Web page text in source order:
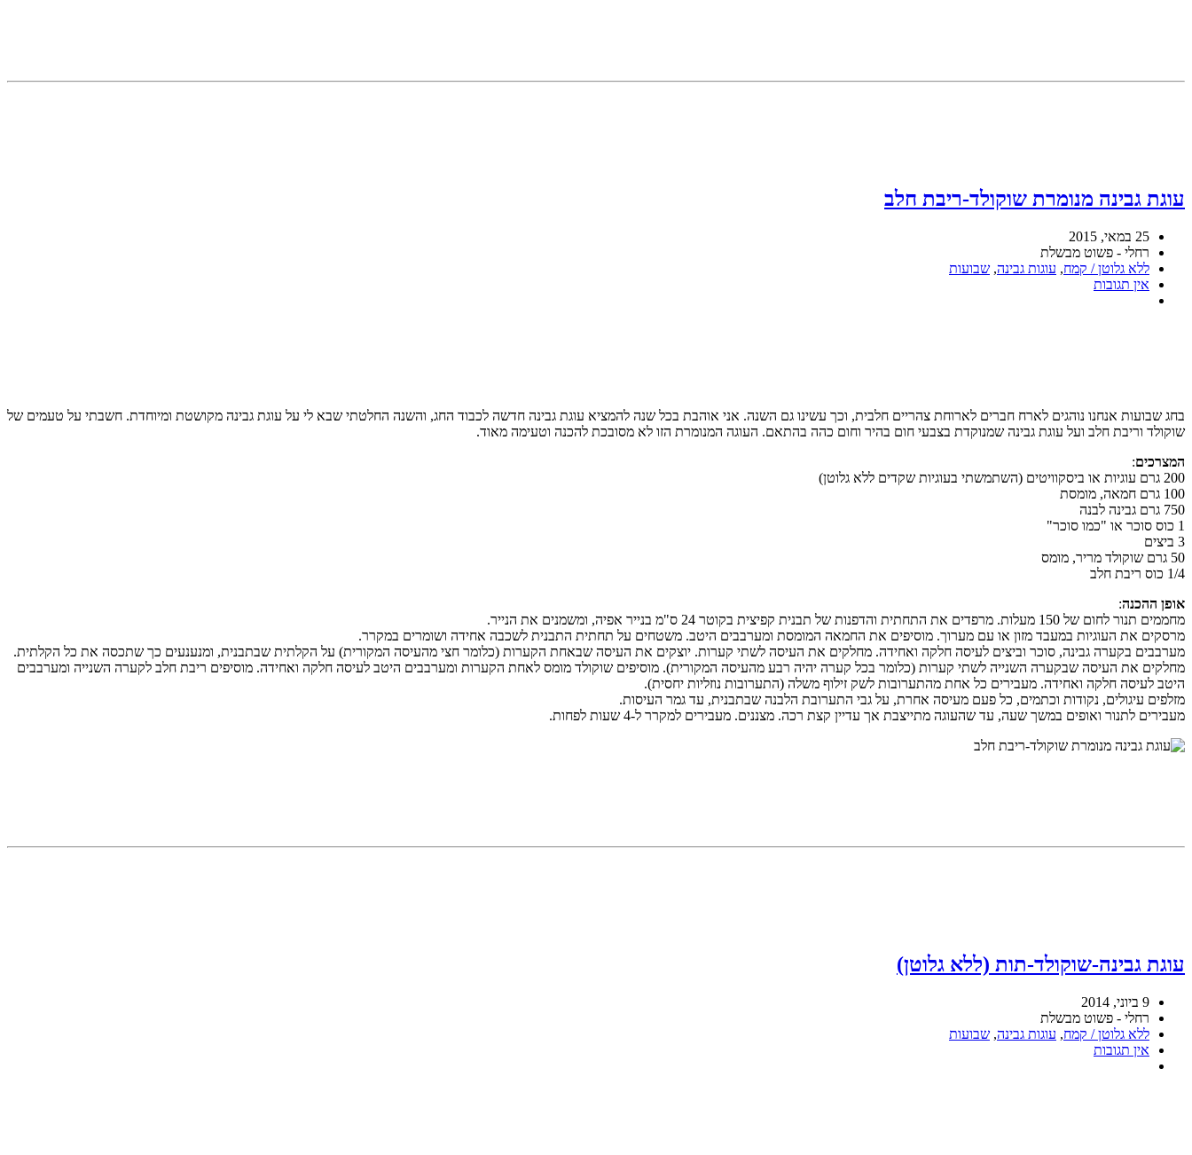
עוגת גבינה מנומרת שוקולד-ריבת חלב
25 במאי, 2015
רחלי - פשוט מבשלת
ללא גלוטן / קמח, עוגות גבינה, שבועות
אין תגובות
בחג שבועות אנחנו נוהגים לארח חברים לארוחת צהריים חלבית, וכך עשינו גם השנה. אני אוהבת בכל שנה להמציא עוגת גבינה חדשה לכבוד החג, והשנה החלטתי שבא לי על עוגת גבינה מקושטת ומיוחדת. חשבתי על טעמים של
שוקולד וריבת חלב ועל עוגת גבינה שמנוקדת בצבעי חום בהיר וחום כהה בהתאם. העוגה המנומרת הזו לא מסובכת להכנה וטעימה מאוד.
המצרכים:
200 גרם עוגיות או ביסקוויטים (השתמשתי בעוגיות שקדים ללא גלוטן)
100 גרם חמאה, מומסת
750 גרם גבינה לבנה
1 כוס סוכר או "כמו סוכר"
3 ביצים
50 גרם שוקולד מריר, מומס
1/4 כוס ריבת חלב
אופן ההכנה:
מחממים תנור לחום של 150 מעלות. מרפדים את התחתית והדפנות של תבנית קפיצית בקוטר 24 ס"מ בנייר אפיה, ומשמנים את הנייר.
מרסקים את העוגיות במעבד מזון או עם מערוך. מוסיפים את החמאה המומסת ומערבבים היטב. משטחים על תחתית התבנית לשכבה אחידה ושומרים במקרר.
מערבבים בקערה גבינה, סוכר וביצים לעיסה חלקה ואחידה. מחלקים את העיסה לשתי קערות. יוצקים את העיסה שבאחת הקערות (כלומר חצי מהעיסה המקורית) על הקלתית שבתבנית, ומנענעים כך שתכסה את כל הקלתית.
מחלקים את העיסה שבקערה השנייה לשתי קערות (כלומר בכל קערה יהיה רבע מהעיסה המקורית). מוסיפים שוקולד מומס לאחת הקערות ומערבבים היטב לעיסה חלקה ואחידה. מוסיפים ריבת חלב לקערה השנייה ומערבבים
היטב לעיסה חלקה ואחידה. מעבירים כל אחת מהתערובות לשק זילוף משלה (התערובות נוזליות יחסית).
מזלפים עיגולים, נקודות וכתמים, כל פעם מעיסה אחרת, על גבי התערובת הלבנה שבתבנית, עד גמר העיסות.
מעבירים לתנור ואופים במשך שעה, עד שהעוגה מתייצבת אך עדיין קצת רכה. מצננים. מעבירים למקרר ל-4 שעות לפחות.
עוגת גבינה-שוקולד-תות (ללא גלוטן)
9 ביוני, 2014
רחלי - פשוט מבשלת
ללא גלוטן / קמח, עוגות גבינה, שבועות
אין תגובות